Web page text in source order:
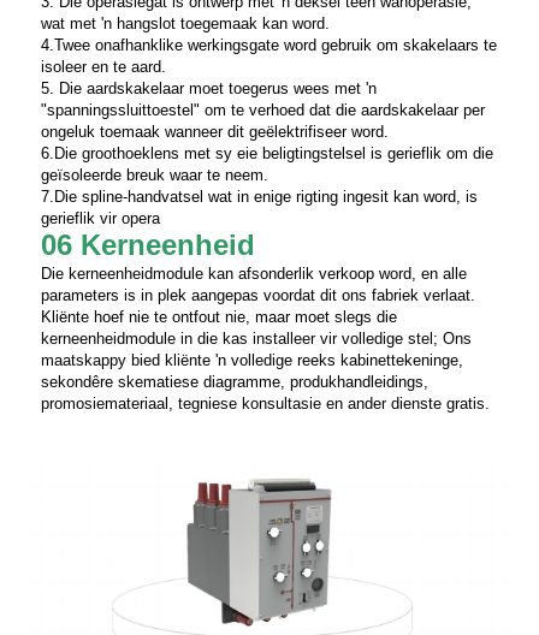
wat met 'n hangslot toegemaak kan word.
4.Twee onafhanklike werkingsgate word gebruik om skakelaars te
isoleer en te aard.
5. Die aardskakelaar moet toegerus wees met 'n
"spanningssluittoestel" om te verhoed dat die aardskakelaar per
ongeluk toemaak wanneer dit geëlektrifiseer word.
6.Die groothoeklens met sy eie beligtingstelsel is gerieflik om die
geïsoleerde breuk waar te neem.
7.Die spline-handvatsel wat in enige rigting ingesit kan word, is
gerieflik vir opera
06 Kerneenheid
Die kerneenheidmodule kan afsonderlik verkoop word, en alle
parameters is in plek aangepas voordat dit ons fabriek verlaat.
Kliënte hoef nie te ontfout nie, maar moet slegs die
kerneenheidmodule in die kas installeer vir volledige stel; Ons
maatskappy bied kliënte 'n volledige reeks kabinettekeninge,
sekondêre skematiese diagramme, produkhandleidings,
promosiemateriaal, tegniese konsultasie en ander dienste gratis.